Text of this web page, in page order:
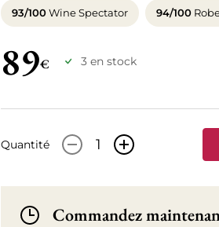
93/100Wine Spectator 94/100
89€ 3 en stock
Quantité - +
Commandez